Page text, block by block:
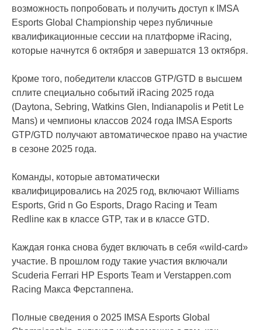
возможность попробовать и получить доступ к IMSA
Esports Global Championship через публичные
квалификационные сессии на платформе iRacing,
которые начнутся 6 октября и завершатся 13 октября.
Кроме того, победители классов GTP/GTD в высшем
сплите специально событий iRacing 2025 года
(Daytona, Sebring, Watkins Glen, Indianapolis и Petit Le
Mans) и чемпионы классов 2024 года IMSA Esports
GTP/GTD получают автоматическое право на участие
в сезоне 2025 года.
Команды, которые автоматически
квалифицировались на 2025 год, включают Williams
Esports, Grid n Go Esports, Drago Racing и Team
Redline как в классе GTP, так и в классе GTD.
Каждая гонка снова будет включать в себя «wild-card»
участие. В прошлом году такие участия включали
Scuderia Ferrari HP Esports Team и Verstappen.com
Racing Макса Ферстаппена.
Полные сведения о 2025 IMSA Esports Global